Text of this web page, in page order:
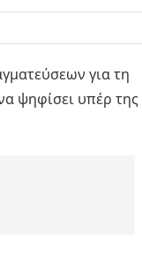
για τη
ψηφίσει υπέρ της